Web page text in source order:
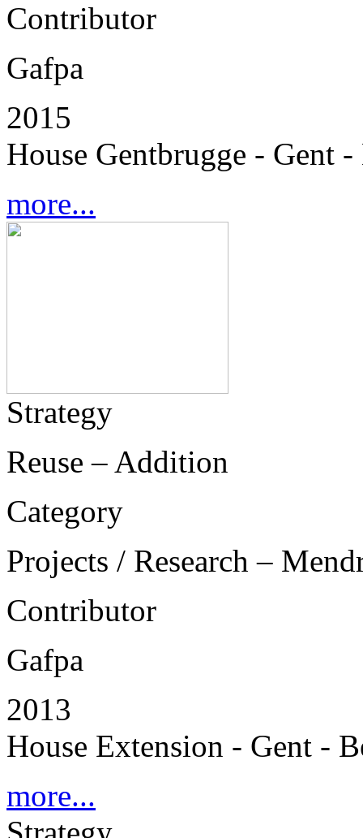
Contributor
Gafpa
2015
House Gentbrugge - Gent
more...
Strategy
Reuse – Addition
Category
Projects / Research –
Contributor
Gafpa
2013
House Extension - Gent -
more...